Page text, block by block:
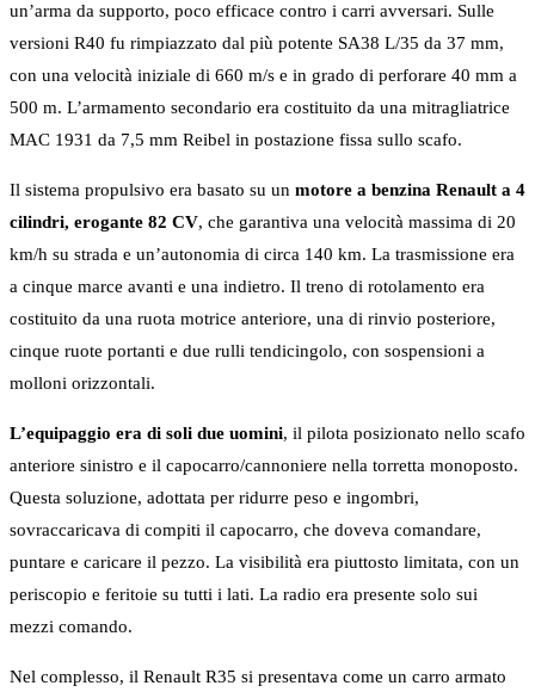
un’arma da supporto, poco efficace contro i carri avversari. Sulle
versioni R40 fu rimpiazzato dal più potente SA38 L/35 da 37 mm,
con una velocità iniziale di 660 m/s e in grado di perforare 40 mm a
500 m. L’armamento secondario era costituito da una mitragliatrice
MAC 1931 da 7,5 mm Reibel in postazione fissa sullo scafo.
Il sistema propulsivo era basato su un motore a benzina Renault a 4
cilindri, erogante 82 CV, che garantiva una velocità massima di 20
km/h su strada e un’autonomia di circa 140 km. La trasmissione era
a cinque marce avanti e una indietro. Il treno di rotolamento era
costituito da una ruota motrice anteriore, una di rinvio posteriore,
cinque ruote portanti e due rulli tendicingolo, con sospensioni a
molloni orizzontali.
L’equipaggio era di soli due uomini, il pilota posizionato nello scafo
anteriore sinistro e il capocarro/cannoniere nella torretta monoposto.
Questa soluzione, adottata per ridurre peso e ingombri,
sovraccaricava di compiti il capocarro, che doveva comandare,
puntare e caricare il pezzo. La visibilità era piuttosto limitata, con un
periscopio e feritoie su tutti i lati. La radio era presente solo sui
mezzi comando.
Nel complesso, il Renault R35 si presentava come un carro armato